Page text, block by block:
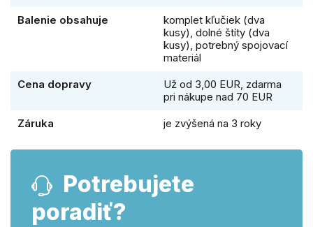
Balenie obsahuje
komplet kľučiek (dva
kusy), dolné štíty (dva
kusy), potrebný spojovací
materiál
Cena dopravy
Už od 3,00 EUR, zdarma
pri nákupe nad 70 EUR
Záruka
je zvýšená na 3 roky
Potrebujete
poradiť?